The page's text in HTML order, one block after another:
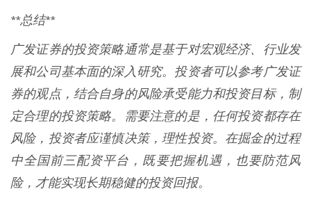
**总结**
广发证券的投资策略通常是基于对宏观经济、行业发
展和公司基本面的深入研究。投资者可以参考广发证
券的观点，结合自身的风险承受能力和投资目标，制
定合理的投资策略。需要注意的是，任何投资都存在
风险，投资者应谨慎决策，理性投资。在掘金的过程
中全国前三配资平台，既要把握机遇，也要防范风
险，才能实现长期稳健的投资回报。